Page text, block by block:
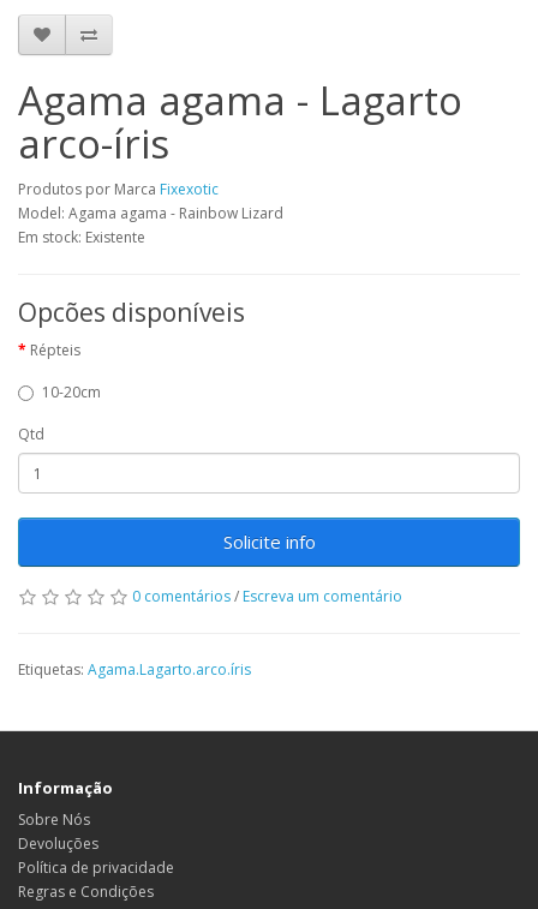
Agama agama - Lagarto
arco-íris
Produtos por Marca Fixexotic
Model: Agama agama - Rainbow Lizard
Em stock: Existente
Opcões disponíveis
Répteis
10-20cm
Qtd
Solicite info
0 comentários/ Escreva um comentário
Etiquetas: Agama.Lagarto.arco.íris
Informação
Sobre Nós
Devoluções
Política de privacidade
Regras e Condições